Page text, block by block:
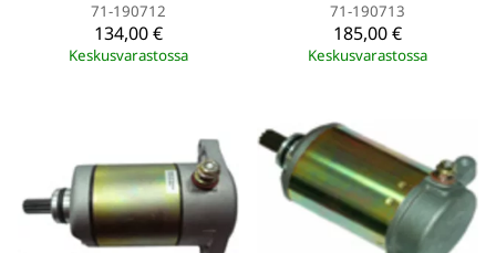
71-190712
134,00 €
Keskusvarastossa
71-190713
185,00 €
Keskusvarastossa